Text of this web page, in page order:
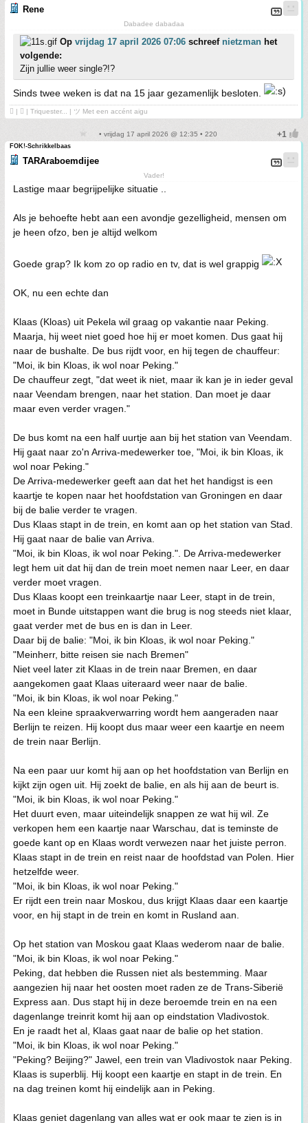
Rene
Dabadee dabadaa
Op vrijdag 17 april 2026 07:06 schreef nietzman het
volgende:
Zijn jullie weer single?!?
Sinds twee weken is dat na 15 jaar gezamenlijk besloten.
 | ❤ | Triquester... | ツ Met een accént aigu
• vrijdag 17 april 2026 @ 12:35 • 220
FOK!-Schrikkelbaas
TARAraboemdijee
Vader!
Lastige maar begrijpelijke situatie ..
Als je behoefte hebt aan een avondje gezelligheid, mensen om
je heen ofzo, ben je altijd welkom
Goede grap? Ik kom zo op radio en tv, dat is wel grappig
OK, nu een echte dan
Klaas (Kloas) uit Pekela wil graag op vakantie naar Peking.
Maarja, hij weet niet goed hoe hij er moet komen. Dus gaat hij
naar de bushalte. De bus rijdt voor, en hij tegen de chauffeur:
"Moi, ik bin Kloas, ik wol noar Peking."
De chauffeur zegt, "dat weet ik niet, maar ik kan je in ieder geval
naar Veendam brengen, naar het station. Dan moet je daar
maar even verder vragen."
De bus komt na een half uurtje aan bij het station van Veendam.
Hij gaat naar zo'n Arriva-medewerker toe, "Moi, ik bin Kloas, ik
wol noar Peking."
De Arriva-medewerker geeft aan dat het het handigst is een
kaartje te kopen naar het hoofdstation van Groningen en daar
bij de balie verder te vragen.
Dus Klaas stapt in de trein, en komt aan op het station van Stad.
Hij gaat naar de balie van Arriva.
"Moi, ik bin Kloas, ik wol noar Peking.". De Arriva-medewerker
legt hem uit dat hij dan de trein moet nemen naar Leer, en daar
verder moet vragen.
Dus Klaas koopt een treinkaartje naar Leer, stapt in de trein,
moet in Bunde uitstappen want die brug is nog steeds niet klaar,
gaat verder met de bus en is dan in Leer.
Daar bij de balie: "Moi, ik bin Kloas, ik wol noar Peking."
"Meinherr, bitte reisen sie nach Bremen"
Niet veel later zit Klaas in de trein naar Bremen, en daar
aangekomen gaat Klaas uiteraard weer naar de balie.
"Moi, ik bin Kloas, ik wol noar Peking."
Na een kleine spraakverwarring wordt hem aangeraden naar
Berlijn te reizen. Hij koopt dus maar weer een kaartje en neem
de trein naar Berlijn.
Na een paar uur komt hij aan op het hoofdstation van Berlijn en
kijkt zijn ogen uit. Hij zoekt de balie, en als hij aan de beurt is.
"Moi, ik bin Kloas, ik wol noar Peking."
Het duurt even, maar uiteindelijk snappen ze wat hij wil. Ze
verkopen hem een kaartje naar Warschau, dat is teminste de
goede kant op en Klaas wordt verwezen naar het juiste perron.
Klaas stapt in de trein en reist naar de hoofdstad van Polen. Hier
hetzelfde weer.
"Moi, ik bin Kloas, ik wol noar Peking."
Er rijdt een trein naar Moskou, dus krijgt Klaas daar een kaartje
voor, en hij stapt in de trein en komt in Rusland aan.
Op het station van Moskou gaat Klaas wederom naar de balie.
"Moi, ik bin Kloas, ik wol noar Peking."
Peking, dat hebben die Russen niet als bestemming. Maar
aangezien hij naar het oosten moet raden ze de Trans-Siberië
Express aan. Dus stapt hij in deze beroemde trein en na een
dagenlange treinrit komt hij aan op eindstation Vladivostok.
En je raadt het al, Klaas gaat naar de balie op het station.
"Moi, ik bin Kloas, ik wol noar Peking."
"Peking? Beijing?" Jawel, een trein van Vladivostok naar Peking.
Klaas is superblij. Hij koopt een kaartje en stapt in de trein. En
na dag treinen komt hij eindelijk aan in Peking.
Klaas geniet dagenlang van alles wat er ook maar te zien is in